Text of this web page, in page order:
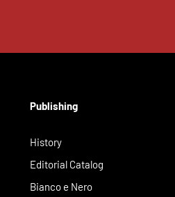
Publishing
History
Editorial Catalog
Bianco e Nero